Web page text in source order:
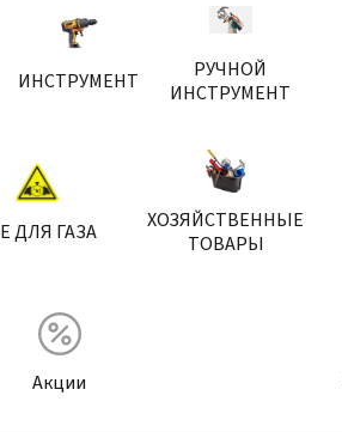
ИНСТРУМЕНТ
РУЧНОЙ
ИНСТРУМЕНТ
ДЛЯ ГАЗА
ХОЗЯЙСТВЕННЫЕ
ТОВАРЫ
Акции